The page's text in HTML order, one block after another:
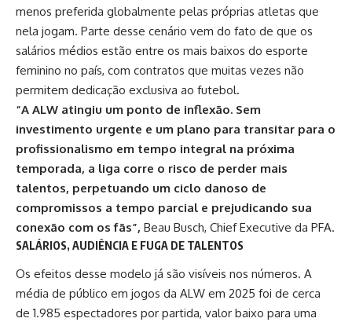
menos preferida globalmente pelas próprias atletas que
nela jogam. Parte desse cenário vem do fato de que os
salários médios estão entre os mais baixos do esporte
feminino no país, com contratos que muitas vezes não
permitem dedicação exclusiva ao futebol.
“A ALW atingiu um ponto de inflexão. Sem
investimento urgente e um plano para transitar para o
profissionalismo em tempo integral na próxima
temporada, a liga corre o risco de perder mais
talentos, perpetuando um ciclo danoso de
compromissos a tempo parcial e prejudicando sua
conexão com os fãs”, Beau Busch, Chief Executive da PFA.
SALÁRIOS, AUDIÊNCIA E FUGA DE TALENTOS
Os efeitos desse modelo já são visíveis nos números. A
média de público em jogos da ALW em 2025 foi de cerca
de 1.985 espectadores por partida, valor baixo para uma